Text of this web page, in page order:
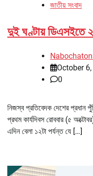
জাতীয় সংবাদ
দুই ঘণ্টায় ডিএসইতে
October
0
নিজস্ব প্রতিবেদক দেশের প্রধান
প্রথম কার্যদিবস রোববার (৫
এদিন বেলা ১২টা পর্যন্ত যে […]